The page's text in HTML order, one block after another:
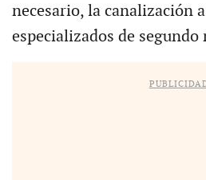
necesario, la canalización
especializados de segundo